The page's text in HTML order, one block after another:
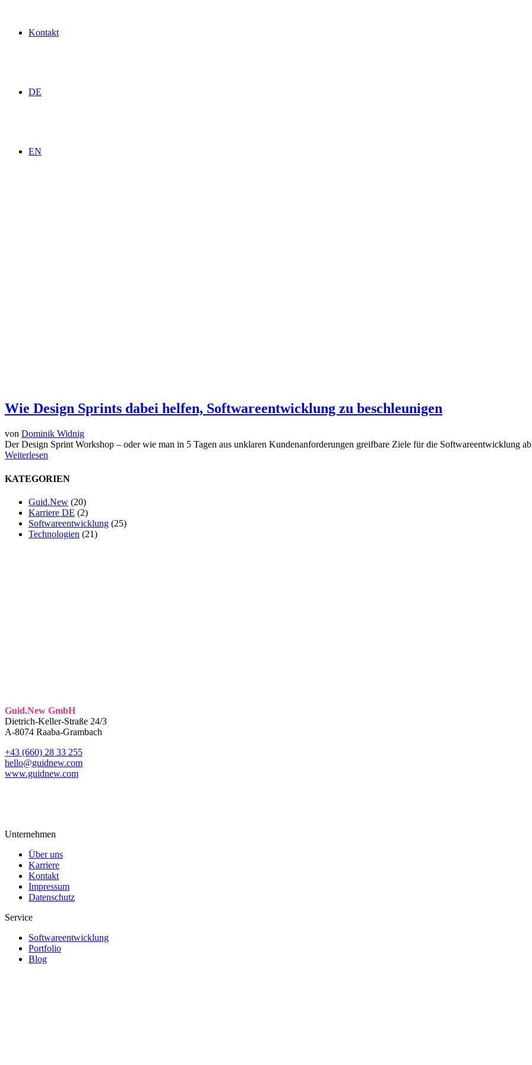
Kontakt
DE
EN
Wie Design Sprints dabei helfen, Softwareentwicklung zu beschleunigen
von Dominik Widnig
Der Design Sprint Workshop – oder wie man in 5 Tagen aus unklaren Kundenanforderungen greifbare Ziele für die Softwareentwicklung
Weiterlesen
KATEGORIEN
Guid.New (20)
Karriere DE (2)
Softwareentwicklung (25)
Technologien (21)
Guid.New GmbH
Dietrich-Keller-Straße 24/3
A-8074 Raaba-Grambach
+43 (660) 28 33 255
hello@guidnew.com
www.guidnew.com
Unternehmen
Über uns
Karriere
Kontakt
Impressum
Datenschutz
Service
Softwareentwicklung
Portfolio
Blog